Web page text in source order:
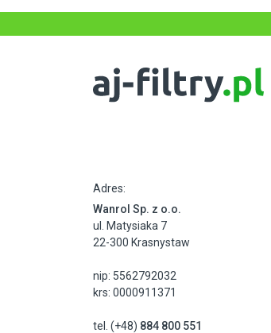
Adres:
Wanrol Sp. z o.o.
ul. Matysiaka 7
22-300 Krasnystaw
nip: 5562792032
krs: 0000911371
tel. (+48) 884 800 551